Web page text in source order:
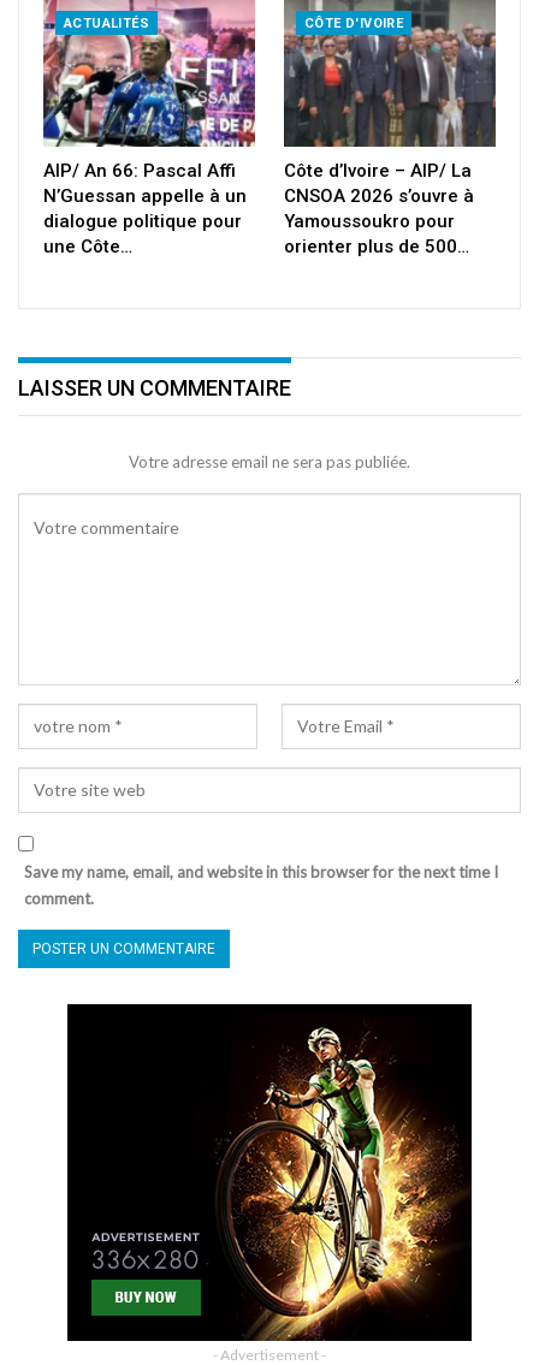
ACTUALITÉS
AIP/ An 66: Pascal Affi
N’Guessan appelle à un
dialogue politique pour
une Côte…
CÔTE D'IVOIRE
Côte d’Ivoire – AIP/ La
CNSOA 2026 s’ouvre à
Yamoussoukro pour
orienter plus de 500…
LAISSER UN COMMENTAIRE
Votre adresse email ne sera pas publiée.
Save my name, email, and website in this browser for the next time I
comment.
- Advertisement -